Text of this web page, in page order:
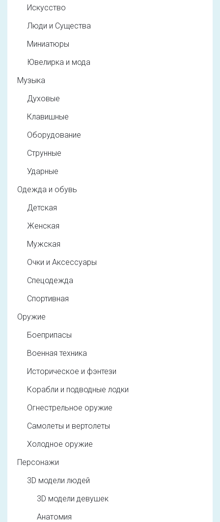
Искусство
Люди и Существа
Миниатюры
Ювелирка и мода
Музыка
Духовые
Клавишные
Оборудование
Струнные
Ударные
Одежда и обувь
Детская
Женская
Мужская
Очки и Аксессуары
Спецодежда
Спортивная
Оружие
Боеприпасы
Военная техника
Историческое и фэнтези
Корабли и подводные лодки
Огнестрельное оружие
Самолеты и вертолеты
Холодное оружие
Персонажи
3D модели людей
3D модели девушек
Анатомия